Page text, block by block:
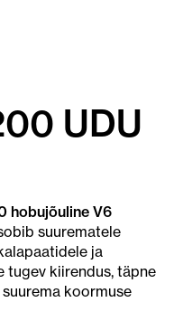
UDU
hobujõuline V6
suurematele
ja
tugev kiirendus, täpne
koormuse